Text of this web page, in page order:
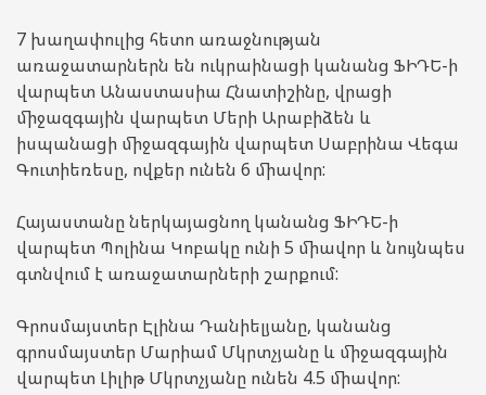
7 խաղափուլից հետո առաջնության
առաջատարներն են ուկրաինացի կանանց ՖԻԴԵ-ի
վարպետ Անաստասիա Հնատիշինը, վրացի
միջազգային վարպետ Մերի Արաբիձեն և
իսպանացի միջազգային վարպետ Սաբրինա Վեգա
Գուտիեռեսը, ովքեր ունեն 6 միավոր:
Հայաստանը ներկայացնող կանանց ՖԻԴԵ-ի
վարպետ Պոլինա Կոբակը ունի 5 միավոր և նույնպես
գտնվում է առաջատարների շարքում:
Գրոսմայստեր Էլինա Դանիելյանը, կանանց
գրոսմայստեր Մարիամ Մկրտչյանը և միջազգային
վարպետ Լիլիթ Մկրտչյանը ունեն 4.5 միավոր: